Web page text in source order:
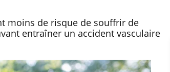
moins de risque de souffrir de
entraîner un accident vasculaire